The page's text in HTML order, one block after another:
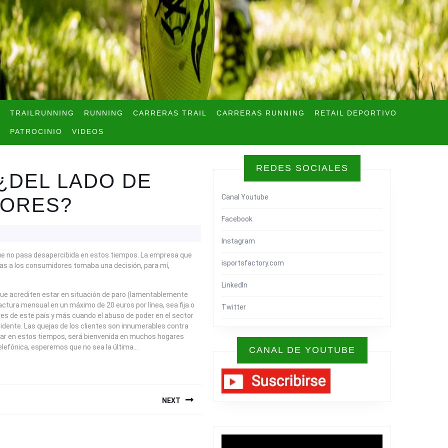
TRAILRUNNING RUNNING CARRERAS TRAIL CARRERAS RUNNING RETAIL DEPORTIVO
PATROCINIO VIDEOS
LADO DE
no pasa desapercibida en estos tiempos. La empresa que
a los consumidores tomaba una decisión, para mí,
acrediten estar en situación de paro (lamentablemente
mensual en un máximo de 20 euros por línea, sea fija o
de este país y más cuando el abuso de poder en el sector
Las quejas de los clientes son innumerables contra
en estos tiempos, será bienvenida en muchos hogares
esperemos que no sea la última…
NEXT
REDES SOCIALES
Canal Youtube
Facebook
Instagram
isportsfactory.com
LinkedIn
Twitter
CANAL DE YOUTUBE